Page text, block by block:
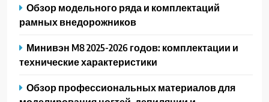
Обзор модельного ряда и комплектаций
рамных внедорожников
Минивэн M8 2025-2026 годов: комплектации и
технические характеристики
Обзор профессиональных материалов для